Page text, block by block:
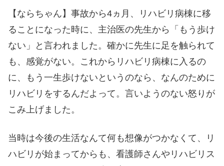
【ならちゃん】事故から4ヵ月、リハビリ病棟に移
ることになった時に、主治医の先生から「もう歩け
ない」と言われました。確かに先生に足を触られて
も、感覚がない。これからリハビリ病棟に入るの
に、もう一生歩けないというのなら、なんのために
リハビリをするんだよって。言いようのない怒りが
こみ上げました。
当時は今後の生活なんて何も想像がつかなくて、リ
ハビリが始まってからも、看護師さんやリハビリス